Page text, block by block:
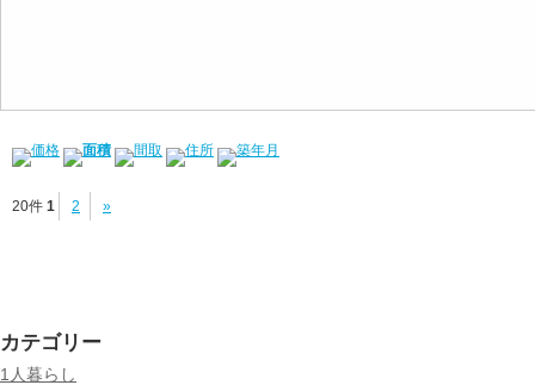
価格 面積 間取 住所 築年月
20件 1 2 »
カテゴリー
1人暮らし